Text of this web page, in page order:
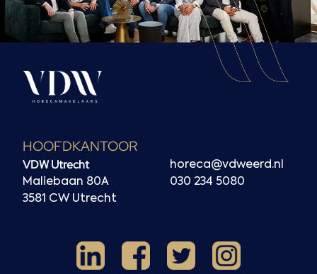
HOOFDKANTOOR
VDW Utrecht
Maliebaan 80A
3581 CW Utrecht
horeca@vdweerd.nl
030 234 5080
LinkedInFacebook
X Instagram